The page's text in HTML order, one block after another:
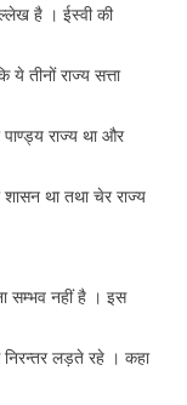
है । ईस्वी की
तीनों राज्य सत्ता
पाण्ड्य राज्य था और
शासन था तथा चेर राज्य
सम्भव नहीं है । इस
निरन्तर लड़ते रहे । कहा